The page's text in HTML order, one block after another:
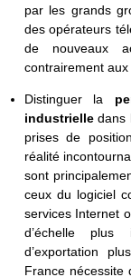
par les grands
des opérateurs
de nouveaux
contrairement aux
Distinguer la
industrielledans
prises de
réalité
sont
ceux du logiciel
services Internet
d’échelle plus
d’exportation
France nécessite